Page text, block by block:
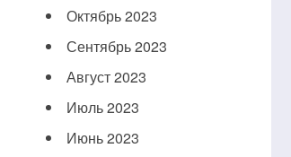
Октябрь 2023
Сентябрь 2023
Август 2023
Июль 2023
Июнь 2023